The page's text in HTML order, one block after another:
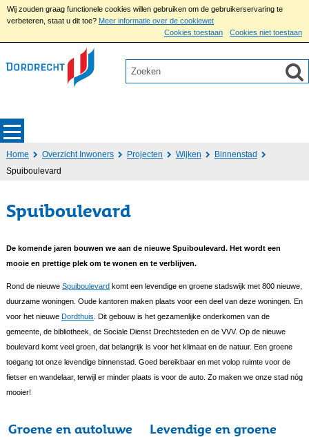
Wij zouden graag functionele cookies willen gebruiken om de gebruikerservaring te
verbeteren, staat u dit toe? Meer informatie over de cookiewet
Cookies toestaan
Cookies niet toestaan
Home Overzicht Inwoners Projecten Wijken
Binnenstad
Spuiboulevard
Spuiboulevard
De komende jaren bouwen we aan de nieuwe Spuiboulevard. Het wordt een
mooie en prettige plek om te wonen en te verblijven.
Rond de nieuwe Spuiboulevard komt een levendige en groene stadswijk met 800 nieuwe,
duurzame woningen. Oude kantoren maken plaats voor een deel van deze woningen. En
voor het nieuwe Dordthuis . Dit gebouw is het gezamenlijke onderkomen van de
gemeente, de bibliotheek, de Sociale Dienst Drechtsteden en de VVV. Op de nieuwe
boulevard komt veel groen, dat belangrijk is voor het klimaat en de natuur. Een groene
toegang tot onze levendige binnenstad. Goed bereikbaar en met volop ruimte voor de
fietser en wandelaar, terwijl er minder plaats is voor de auto. Zo maken we onze stad nóg
mooier!
Groene en autoluwe
Levendige en groene